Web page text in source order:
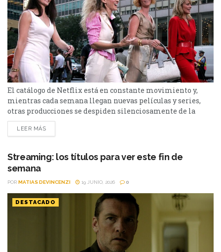
El catálogo de Netflix está en constante movimiento y,
mientras cada semana llegan nuevas películas y series,
otras producciones se despiden silenciosamente de la
plataforma. Esta vez, tres títulos muy diferentes entre sí
abandonarán el servicio en los próximos días: El bosque,
pendientes o pensabas volver a verlas,...
LEER MÁS
Streaming: los títulos para ver este fin de
semana
POR MATIAS DEVINCENZI 19 JUNIO, 2026 0
DESTACADO